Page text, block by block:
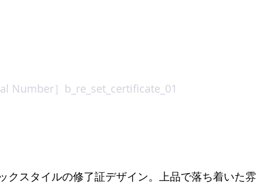
Number］ b_re_set_certificate_01
クスタイルの修了証デザイン。上品で落ち着いた雰